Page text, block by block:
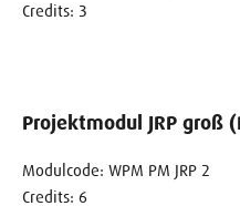
Credits: 3
Projektmodul JRP groß
Modulcode: WPM PM JRP 2
Credits: 6